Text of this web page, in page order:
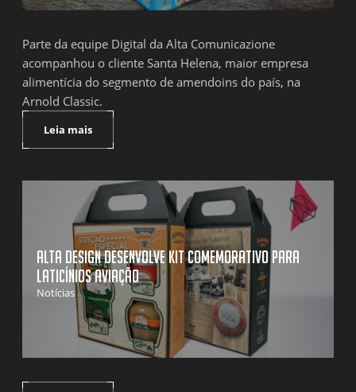
Parte da equipe Digital da Alta Comunicazione
acompanhou o cliente Santa Helena, maior empresa
alimentícia do segmento de amendoins do país, na
Arnold Classic.
Leia mais
Alta Design desenvolve kit comemorativo para
Laticínios Aviação
Notícias